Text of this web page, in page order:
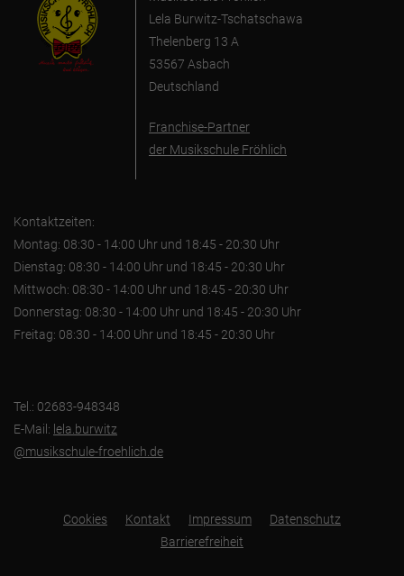
Lela Burwitz-Tschatschawa
Thelenberg 13 A
53567 Asbach
Deutschland
Franchise-Partner
der Musikschule Fröhlich
Kontaktzeiten:
Montag: 08:30 - 14:00 Uhr und 18:45 - 20:30 Uhr
Dienstag: 08:30 - 14:00 Uhr und 18:45 - 20:30 Uhr
Mittwoch: 08:30 - 14:00 Uhr und 18:45 - 20:30 Uhr
Donnerstag: 08:30 - 14:00 Uhr und 18:45 - 20:30 Uhr
Freitag: 08:30 - 14:00 Uhr und 18:45 - 20:30 Uhr
Tel.: 02683-948348
E-Mail: lela.burwitz
@musikschule-froehlich.de
Cookies Kontakt Impressum
Datenschutz
Barrierefreiheit